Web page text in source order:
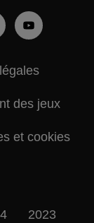
des jeux
et cookies
2023